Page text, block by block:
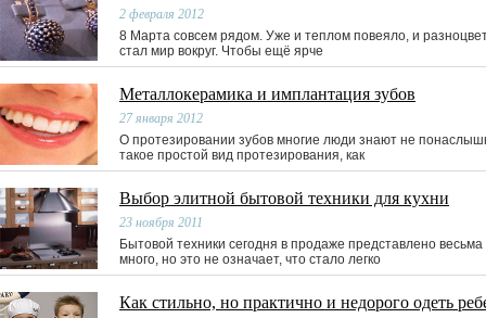
2 февраля 2012
8 Марта совсем рядом. Уже и теплом повеяло, и
стал мир вокруг. Чтобы ещё ярче
Металлокерамика и имплантация зубов
27 января 2012
О протезировании зубов многие люди знают не
такое простой вид протезирования, как
Выбор элитной бытовой техники для кухни
23 ноября 2011
Бытовой техники сегодня в продаже представлено весьма
много, но это не означает, что стало легко
Как стильно, но практично и недорого одеть